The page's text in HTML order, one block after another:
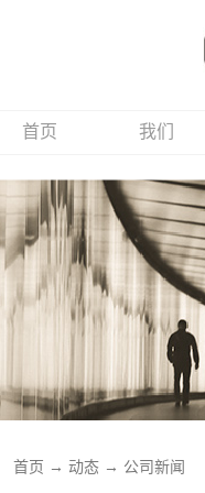
首页 我们
首页 → 动态 → 公司新闻